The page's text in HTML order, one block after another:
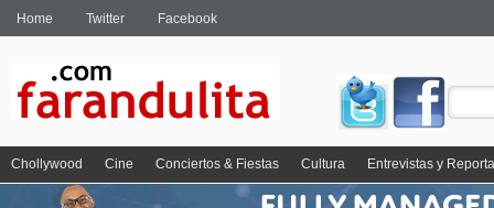
Home Twitter Facebook
Chollywood Cine Conciertos & Fiestas Cultura Entrevistas y